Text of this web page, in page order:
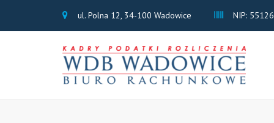
ul. Polna 12, 34-100 Wadowice NIP: